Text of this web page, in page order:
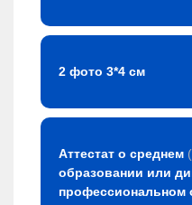
2 фото 3*4 см
Аттестат о среднем
образовании или
профессиональном